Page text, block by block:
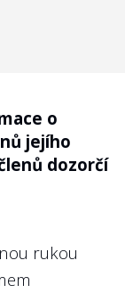
o
jejího
dozorčí
rukou